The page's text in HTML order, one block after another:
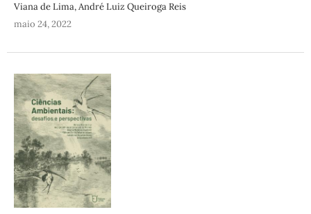
Viana de Lima, André Luiz Queiroga Reis
maio 24, 2022